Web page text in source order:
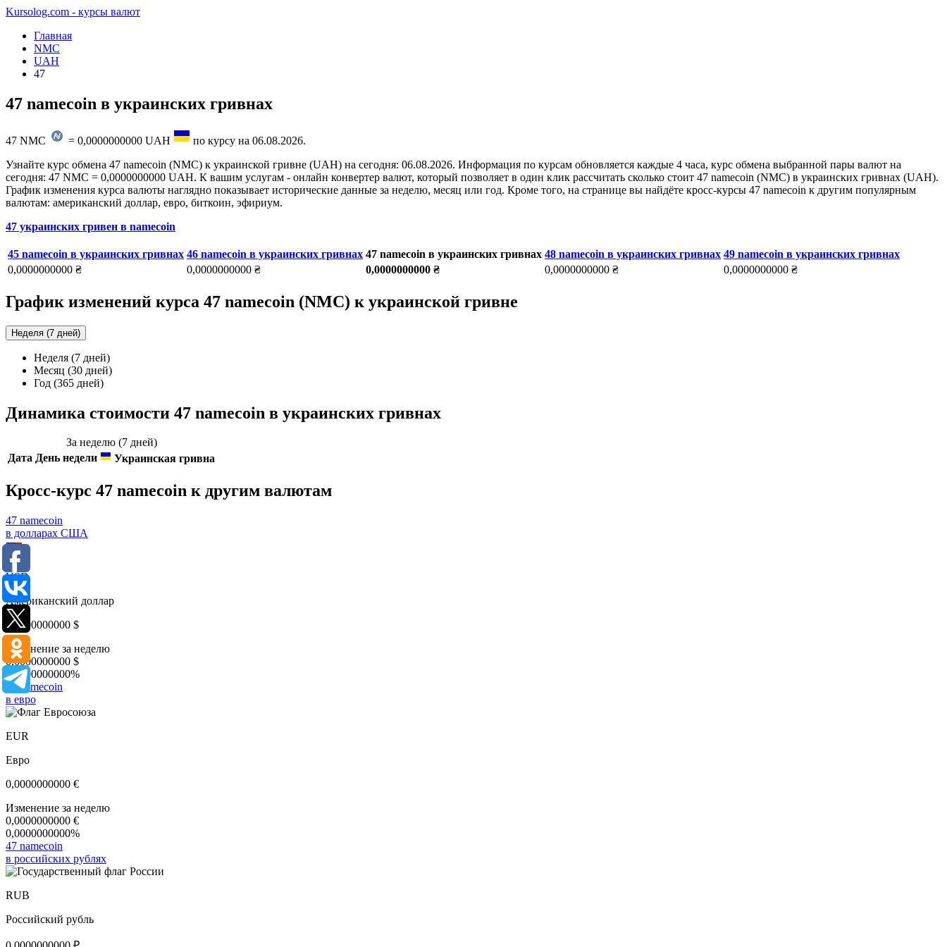
Kursolog.com - курсы валют
Главная
NMC
UAH
47
47 namecoin в украинских гривнах
47 NMC = 0,0000000000 UAH по курсу на 06.08.2026.
Узнайте курс обмена 47 namecoin (NMC) к украинской гривне (UAH) на сегодня: 06.08.2026. Информация по курсам обновляется каждые 4 часа, курс обмена выбранной пары валют на
сегодня: 47 NMC = 0,0000000000 UAH. К вашим услугам - онлайн конвертер валют, который позволяет в один клик рассчитать сколько стоит 47 namecoin (NMC) в украинских гривнах (UAH).
График изменения курса валюты наглядно показывает исторические данные за неделю, месяц или год. Кроме того, на странице вы найдёте кросс-курсы 47 namecoin к другим популярным
валютам: американский доллар, евро, биткоин, эфириум.
47 украинских гривен в namecoin
45 namecoin в украинских гривнах 46 namecoin в украинских гривнах 47 namecoin в украинских гривнах 48 namecoin в украинских гривнах 49 namecoin в украинских гривнах
0,0000000000 ₴
0,0000000000 ₴ 0,0000000000 ₴ 0,0000000000 ₴ 0,0000000000 ₴
График изменений курса 47 namecoin (NMC) к украинской гривне
Неделя (7 дней)
Неделя (7 дней)
Месяц (30 дней)
Год (365 дней)
Динамика стоимости 47 namecoin в украинских гривнах
За неделю (7 дней)
Дата День недели Украинская гривна
Кросс-курс 47 namecoin к другим валютам
47 namecoin
в долларах США
USD
Американский доллар
0,0000000000 $
Изменение за неделю
0,0000000000 $
0,0000000000%
47 namecoin
в евро
EUR
Евро
0,0000000000 €
Изменение за неделю
0,0000000000 €
0,0000000000%
47 namecoin
в российских рублях
RUB
Российский рубль